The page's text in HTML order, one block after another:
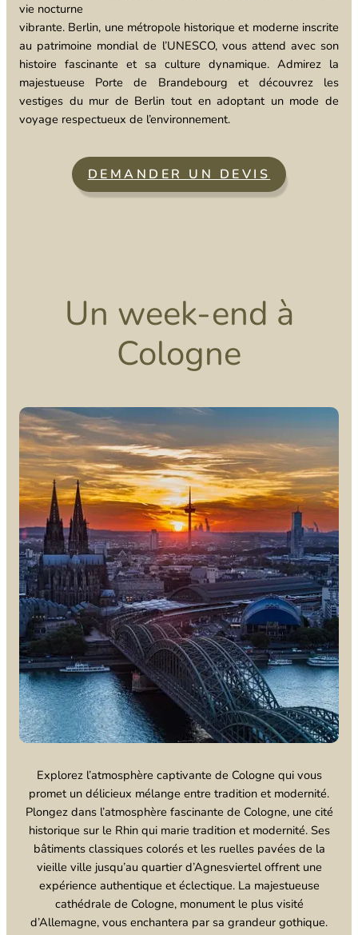
vie nocturne
vibrante. Berlin, une métropole historique et moderne inscrite
au patrimoine mondial de l’UNESCO, vous attend avec son
histoire fascinante et sa culture dynamique. Admirez la
majestueuse Porte de Brandebourg et découvrez les
vestiges du mur de Berlin tout en adoptant un mode de
voyage respectueux de l’environnement.
DEMANDER UN DEVIS
Un week-end à
Cologne
Explorez l’atmosphère captivante de Cologne qui vous
promet un délicieux mélange entre tradition et modernité.
Plongez dans l’atmosphère fascinante de Cologne, une cité
historique sur le Rhin qui marie tradition et modernité. Ses
bâtiments classiques colorés et les ruelles pavées de la
vieille ville jusqu’au quartier d’Agnesviertel offrent une
expérience authentique et éclectique. La majestueuse
cathédrale de Cologne, monument le plus visité
d’Allemagne, vous enchantera par sa grandeur gothique.